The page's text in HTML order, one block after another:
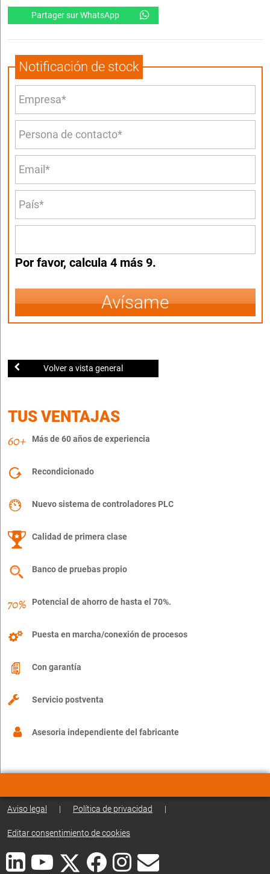
Partager sur WhatsApp
Notificación de stock
Por favor, calcula 4 más 9.
Avísame
Volver a vista general
TUS VENTAJAS
Más de 60 años de experiencia
Recondicionado
Nuevo sistema de controladores PLC
Calidad de primera clase
Banco de pruebas propio
Potencial de ahorro de hasta el 70%.
Puesta en marcha/conexión de procesos
Con garantía
Servicio postventa
Asesoria independiente del fabricante
Aviso legal | Política de privacidad |
Editar consentimiento de cookies